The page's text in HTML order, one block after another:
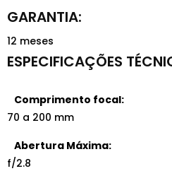
12 meses
Comprimento focal:
70 a 200 mm
Abertura Máxima:
f/2.8